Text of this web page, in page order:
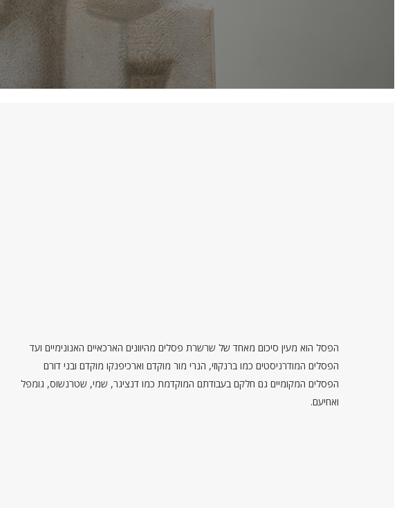
הפסל הוא מעין סיכום מאחד של שרשרת פסלים מהיוונים הארכאיים האנונימיים ועד
הפסלים המודרניסטים כמו ברנקוזי, הנרי מור מוקדם וארכיפנקו מוקדם ובני דורם
הפסלים המקומיים גם חלקם בעבודתם המוקדמת כמו דנציגר, שמי, שטרנשוס, גומפל
ואחיעם.